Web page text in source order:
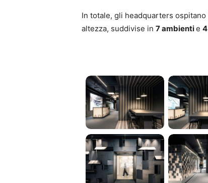
In totale, gli headquarters ospitano
altezza, suddivise in 7 ambientie